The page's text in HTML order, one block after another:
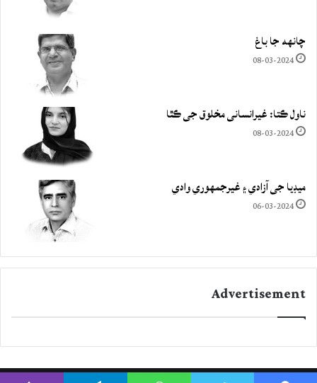
چانهه جا باغ
08-03-2024
ناول ڪتا: غيرانساني مخلوق جي ڪٿا
08-03-2024
ميڊيا جي آزادي ۽ غيرجمھوري وادي
06-03-2024
Advertisement